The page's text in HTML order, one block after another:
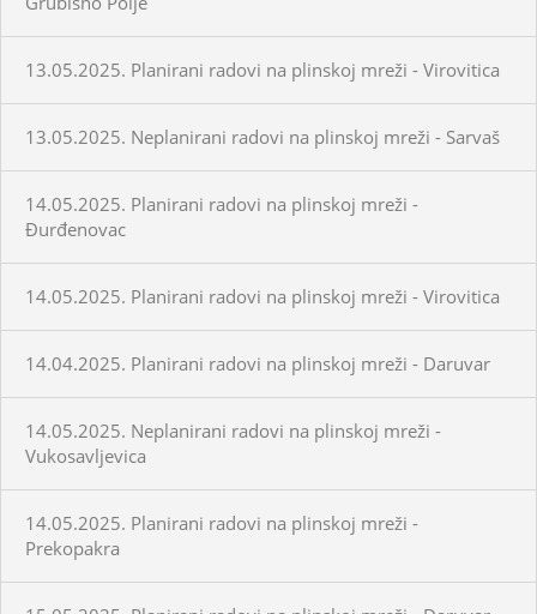
13.05.2025. Planirani radovi na plinskoj mreži - Virovitica
13.05.2025. Neplanirani radovi na plinskoj mreži - Sarvaš
14.05.2025. Planirani radovi na plinskoj mreži -
Đurđenovac
14.05.2025. Planirani radovi na plinskoj mreži - Virovitica
14.04.2025. Planirani radovi na plinskoj mreži - Daruvar
14.05.2025. Neplanirani radovi na plinskoj mreži -
Vukosavljevica
14.05.2025. Planirani radovi na plinskoj mreži -
Prekopakra